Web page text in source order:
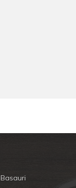
Basauri